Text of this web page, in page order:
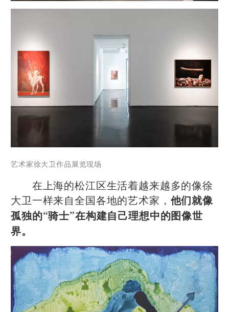
艺术家徐大卫作品 展览现场
在上海的松江区生活着越来越多的像徐
大卫一样来自全国各地的艺术家， 他们就像
孤独的“骑士”在构建自己理想中的图像世
界。